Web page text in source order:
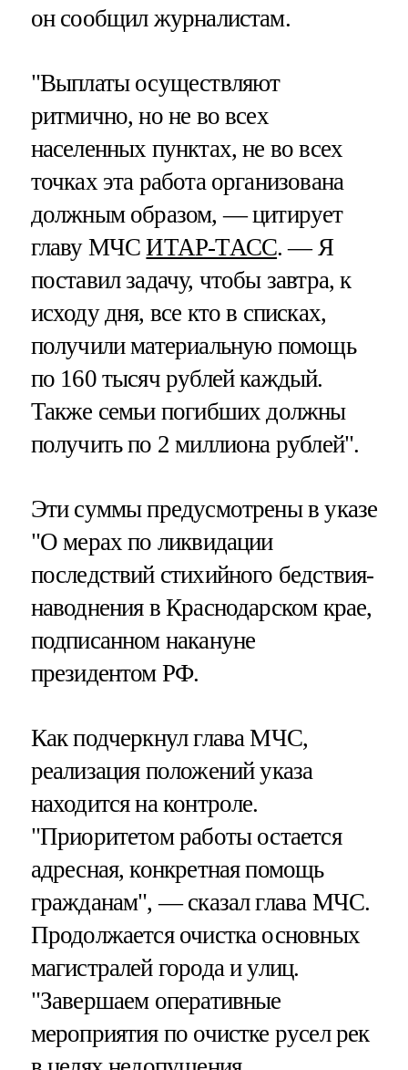
он сообщил журналистам.
"Выплаты осуществляют
ритмично, но не во всех
населенных пунктах, не во всех
точках эта работа организована
должным образом, — цитирует
главу МЧСИТАР-ТАСС. — Я
поставил задачу, чтобы завтра, к
исходу дня, все кто в списках,
получили материальную помощь
по 160 тысяч рублей каждый.
Также семьи погибших должны
получить по 2 миллиона рублей".
Эти суммы предусмотрены в указе
"О мерах по ликвидации
последствий стихийного бедствия-
наводнения в Краснодарском крае,
подписанном накануне
президентом РФ.
Как подчеркнул глава МЧС,
реализация положений указа
находится на контроле.
"Приоритетом работы остается
адресная, конкретная помощь
гражданам", — сказал глава МЧС.
Продолжается очистка основных
магистралей города и улиц.
"Завершаем оперативные
мероприятия по очистке русел рек